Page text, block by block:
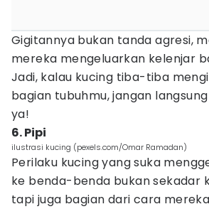
Gigitannya bukan tanda agresi,
mereka mengeluarkan kelenjar
Jadi, kalau kucing tiba-tiba
bagian tubuhmu, jangan
ya!
6. Pipi
ilustrasi kucing (pexels.com/Omar Ramadan)
Perilaku kucing yang suka
ke benda-benda bukan sekadar
tapi juga bagian dari cara